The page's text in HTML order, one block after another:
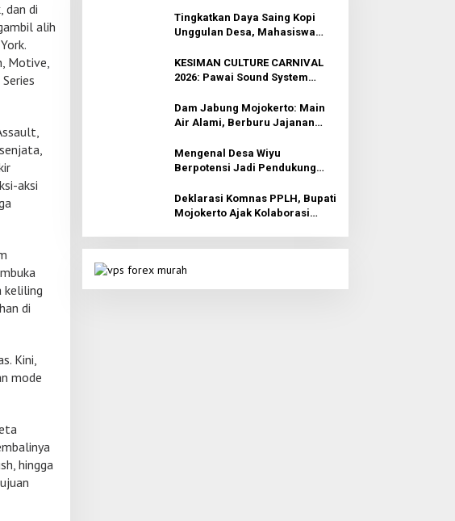
dan di
alih
Motive,
aksi
keliling
di
Kini,
mode
hingga
Tingkatkan Daya Saing Kopi
Unggulan Desa, Mahasiswa
Fungsional di Rejosari
KESIMAN CULTURE CARNIVAL
2026: Pawai Sound System
Mojokerto
Dam Jabung Mojokerto: Main
Air Alami, Berburu Jajanan
Aman!
Mengenal Desa Wiyu
Berpotensi Jadi Pendukung
Deklarasi Komnas PPLH, Bupati
Mojokerto Ajak Kolaborasi